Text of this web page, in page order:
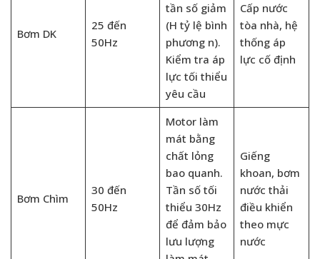
Bơm DK
25 đến
50Hz
tần số giảm
(H tỷ lệ bình
phương n).
Kiểm tra áp
lực tối thiểu
yêu cầu
Cấp nước
tòa nhà, hệ
thống áp
lực cố định
Bơm Chìm
30 đến
50Hz
Motor làm
mát bằng
chất lỏng
bao quanh.
Tần số tối
thiểu 30Hz
để đảm bảo
lưu lượng
Giếng
khoan, bơm
nước thải
điều khiển
theo mực
nước